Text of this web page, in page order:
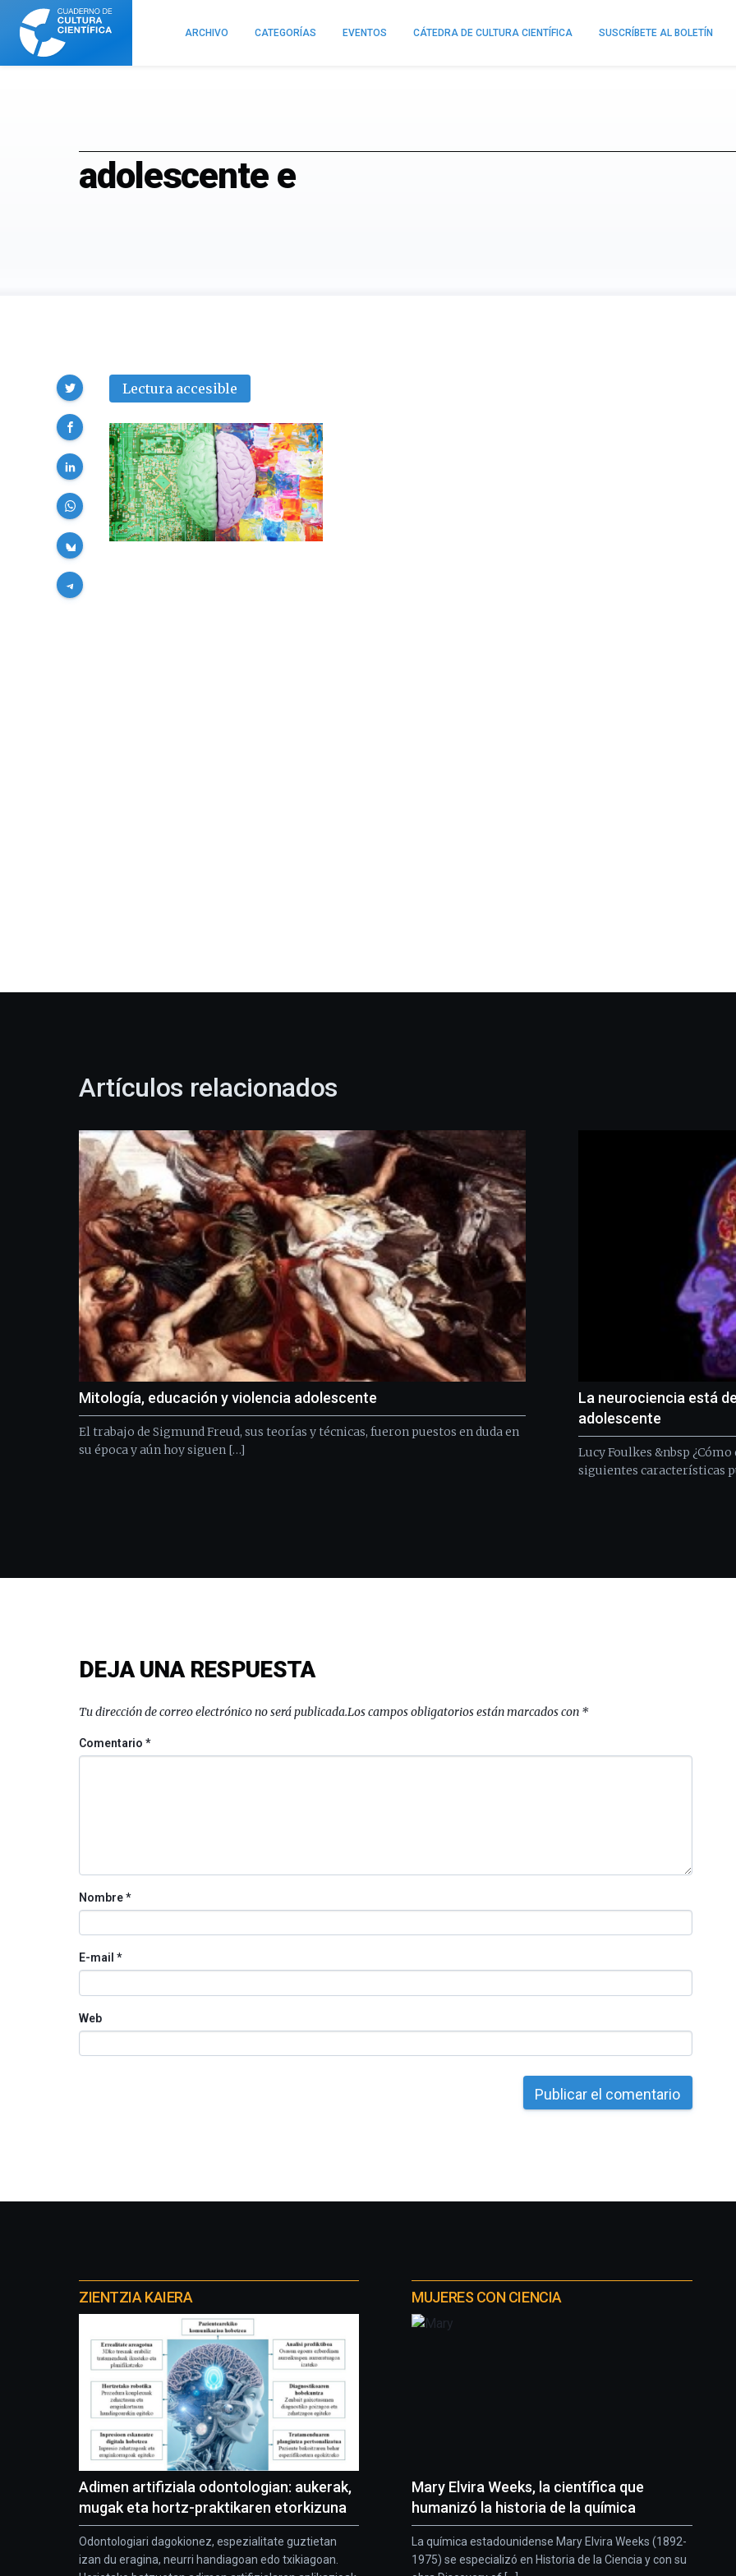
Cuaderno
Cultura
Científica
ARCHIVO CATEGORÍAS EVENTOS CÁTEDRA DE CULTURA CIENTÍFICA SUSCRÍBETE AL BOLETÍN
adolescente e
Lectura accesible
Compartir
Artículos relacionados
Mitología, educación y violencia adolescente
El trabajo de Sigmund Freud, sus teorías y técnicas, fueron puestos en duda en
su época y aún hoy siguen […]
La neurociencia está
adolescente
Lucy Foulkes &nbsp
siguientes características
DEJA UNA RESPUESTA
Tu dirección de correo electrónico no será publicada.Los campos obligatorios están marcados con *
Comentario*
Nombre*
E-mail *
Web
proyectos
ZIENTZIA KAIERA
Adimen artifiziala odontologian: aukerak,
mugak eta hortz-praktikaren etorkizuna
Odontologiari dagokionez, espezialitate guztietan
izan du eragina, neurri handiagoan edo txikiagoan.
MUJERES CON CIENCIA
Mary Elvira Weeks, la científica que
humanizó la historia de la química
La química estadounidense Mary Elvira Weeks (1892-
1975) se especializó en Historia de la Ciencia y con su